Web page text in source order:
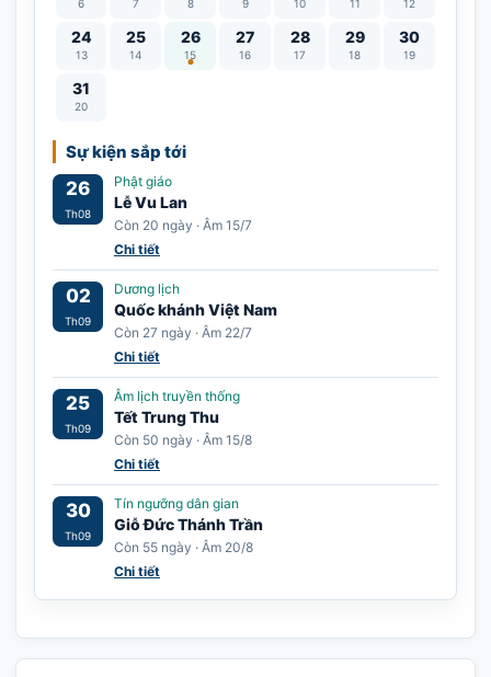
6 7 8 9 10 11 12
24
13
25
14
26
15
Lễ Vu Lan 27
16
28
17
29
18
30
19
31
20
Sự kiện sắp tới
26
Th08
Phật giáo
Lễ Vu Lan
Còn 20 ngày · Âm 15/7
Chi tiết
02
Th09
Dương lịch
Quốc khánh Việt Nam
Còn 27 ngày · Âm 22/7
Chi tiết
25
Th09
Âm lịch truyền thống
Tết Trung Thu
Còn 50 ngày · Âm 15/8
Chi tiết
30
Th09
Tín ngưỡng dân gian
Giỗ Đức Thánh Trần
Còn 55 ngày · Âm 20/8
Chi tiết